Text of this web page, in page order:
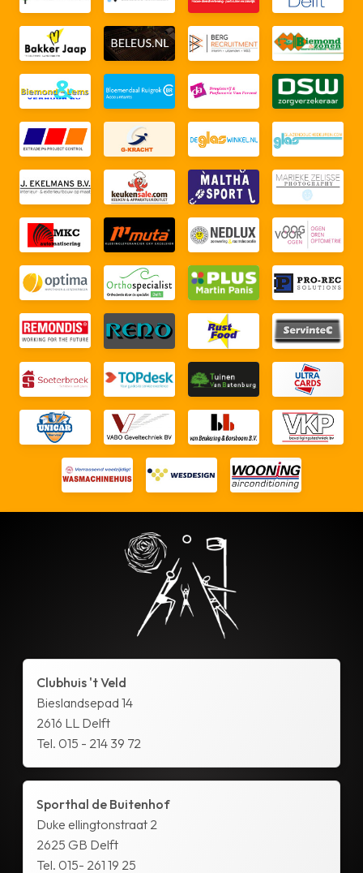
Clubhuis 't Veld
Bieslandsepad 14
2616 LL Delft
Tel. 015 - 214 39 72
Sporthal de Buitenhof
Duke ellingtonstraat 2
2625 GB Delft
Tel. 015- 261 19 25